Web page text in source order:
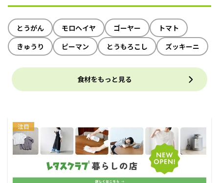
とうがん モロヘイヤ ゴーヤー
トマト
きゅうり
ピーマン とうもろこし ズッキーニ
食材をもっと見る
注目